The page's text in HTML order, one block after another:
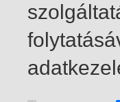
1-1 / összesen 1 találat